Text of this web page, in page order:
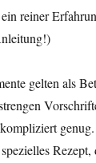
reiner
gelten als